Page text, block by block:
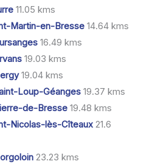
11.05 kms
Martin-en-Bresse14.64 kms
16.49 kms
19.03 kms
19.04 kms
Loup-Géanges19.37 kms
de-Bresse19.48 kms
Nicolas-lès-Cîteaux21.6
23.23 kms